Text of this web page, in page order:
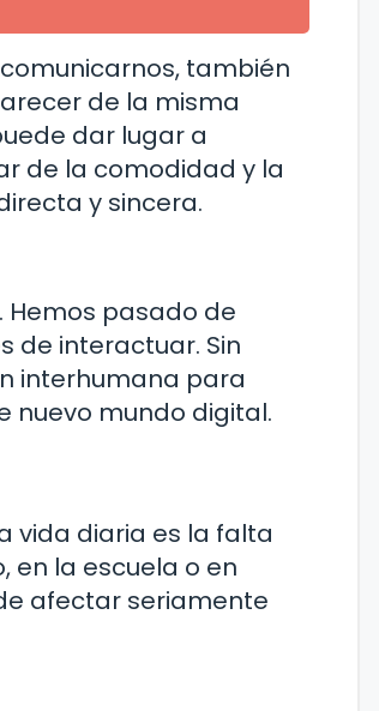
también
de la misma
dar lugar a
de la comodidad y la
y sincera.
Hemos pasado de
de interactuar. Sin
interhumana para
nuevo mundo digital.
vida diaria es la falta
en la escuela o en
afectar seriamente